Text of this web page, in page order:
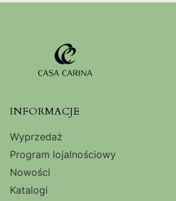
Linki w stopce
INFORMACJE
Wyprzedaż
Program lojalnościowy
Nowości
Katalogi